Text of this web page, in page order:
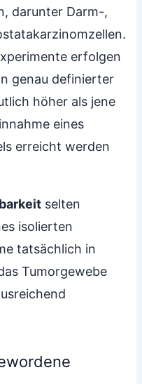
darunter Darm-,
erfolgen
genau definierter
höher als jene
eines
erreicht werden
selten
isolierten
tatsächlich in
Tumorgewebe